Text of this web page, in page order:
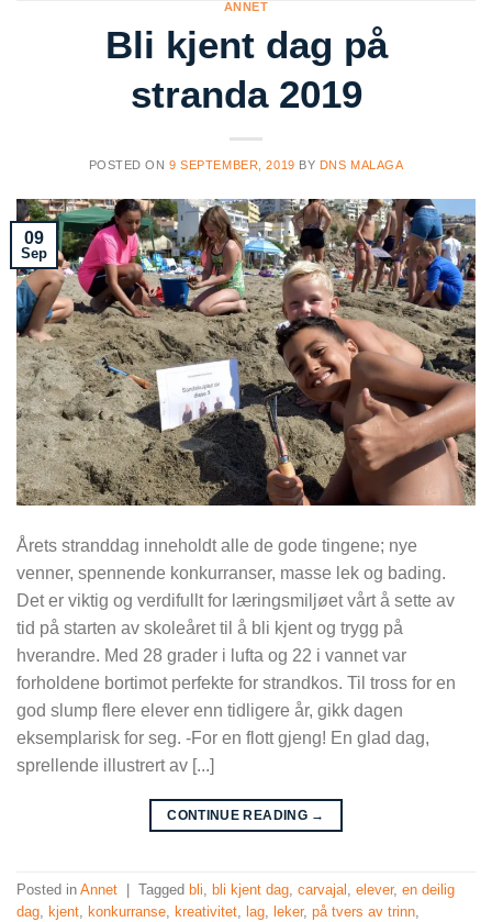
ANNET
Bli kjent dag på
stranda 2019
POSTED ON9 SEPTEMBER, 2019 BY DNS MALAGA
09
Sep
Årets stranddag inneholdt alle de gode tingene; nye
venner, spennende konkurranser, masse lek og bading.
Det er viktig og verdifullt for læringsmiljøet vårt å sette av
tid på starten av skoleåret til å bli kjent og trygg på
hverandre. Med 28 grader i lufta og 22 i vannet var
forholdene bortimot perfekte for strandkos. Til tross for en
god slump flere elever enn tidligere år, gikk dagen
eksemplarisk for seg. -For en flott gjeng! En glad dag,
sprellende illustrert av [...]
CONTINUE READING →
Posted in Annet Tagged bli, bli kjent dag, carvajal , elever, en deilig
dag, kjent, konkurranse, kreativitet, lag, leker, på tvers av trinn,